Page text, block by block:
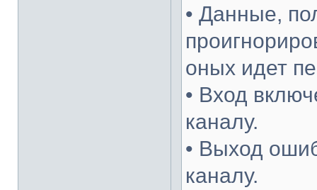
• Данные,
оных идет
• Вход
каналу.
• Выход
каналу.